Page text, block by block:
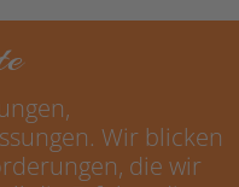
Wir blicken
die wir